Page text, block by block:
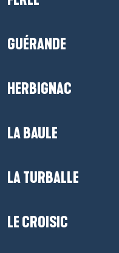
GUÉRANDE
HERBIGNAC
LA BAULE
LA TURBALLE
LE CROISIC